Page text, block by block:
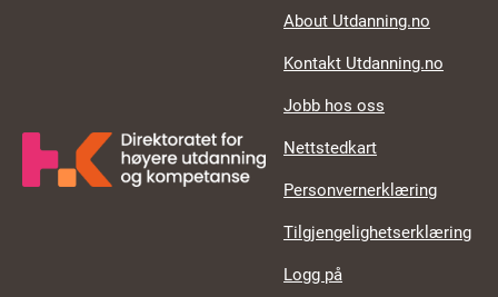
About Utdanning.no
Kontakt Utdanning.no
Jobb hos oss
Nettstedkart
Personvernerklæring
Tilgjengelighetserklæring
Logg på